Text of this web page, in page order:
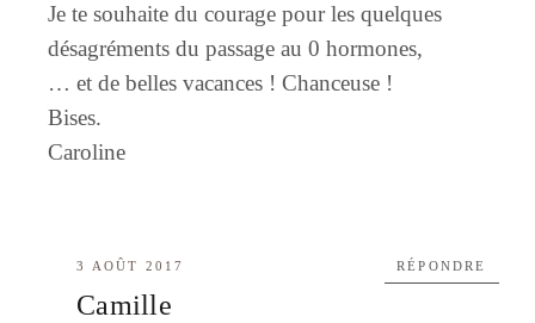
Je te souhaite du courage pour les quelques
désagréments du passage au 0 hormones,
… et de belles vacances ! Chanceuse !
Bises.
Caroline
3 AOÛT 2017
Camille
RÉPONDRE